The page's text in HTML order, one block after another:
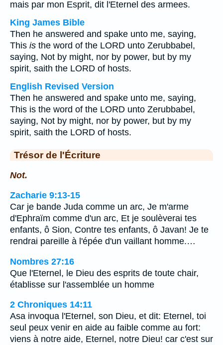
mais par mon Esprit, dit l'Eternel des armees.
King James Bible
Then he answered and spake unto me, saying,
This is the word of the LORD unto Zerubbabel,
saying, Not by might, nor by power, but by my
spirit, saith the LORD of hosts.
English Revised Version
Then he answered and spake unto me, saying,
This is the word of the LORD unto Zerubbabel,
saying, Not by might, nor by power, but by my
spirit, saith the LORD of hosts.
Trésor de l'Écriture
Not.
Zacharie 9:13-15
Car je bande Juda comme un arc, Je m'arme
d'Ephraïm comme d'un arc, Et je soulèverai tes
enfants, ô Sion, Contre tes enfants, ô Javan! Je te
rendrai pareille à l'épée d'un vaillant homme.…
Nombres 27:16
Que l'Eternel, le Dieu des esprits de toute chair,
établisse sur l'assemblée un homme
2 Chroniques 14:11
Asa invoqua l'Eternel, son Dieu, et dit: Eternel, toi
seul peux venir en aide au faible comme au fort:
viens à notre aide, Eternel, notre Dieu! car c'est sur